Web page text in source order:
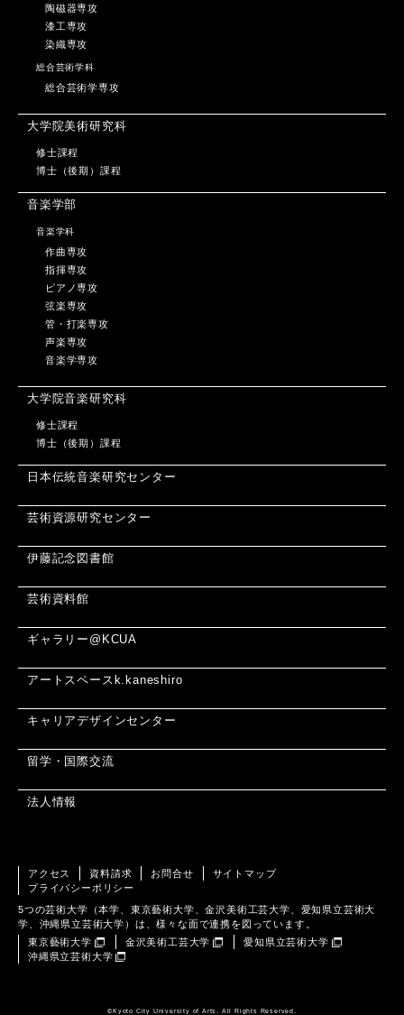
陶磁器専攻
漆工専攻
染織専攻
総合芸術学科
総合芸術学専攻
大学院美術研究科
修士課程
博士（後期）課程
音楽学部
音楽学科
作曲専攻
指揮専攻
ピアノ専攻
弦楽専攻
管・打楽専攻
声楽専攻
音楽学専攻
大学院音楽研究科
修士課程
博士（後期）課程
日本伝統音楽研究センター
芸術資源研究センター
伊藤記念図書館
芸術資料館
ギャラリー@KCUA
アートスペースk.kaneshiro
キャリアデザインセンター
留学・国際交流
法人情報
アクセス 資料請求 お問合せ
サイトマップ
プライバシーポリシー
5つの芸術大学（本学、東京藝術大学、金沢美術工芸大学、愛知県立芸術大
学、沖縄県立芸術大学）は、様々な面で連携を図っています。
東京藝術大学
金沢美術工芸大学
愛知県立芸術大学
沖縄県立芸術大学
©️Kyoto City University of Arts. All Rights Reserved.